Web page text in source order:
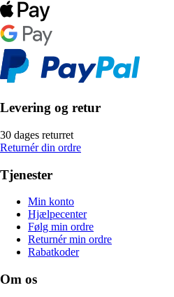
Levering og retur
30 dages returret
Returnér din ordre
Tjenester
Min konto
Hjælpecenter
Følg min ordre
Returnér min ordre
Rabatkoder
Om os